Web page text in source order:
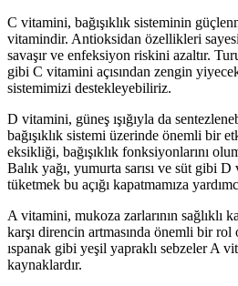
C vitamini, bağışıklık sisteminin
vitamindir. Antioksidan özellikleri
savaşır ve enfeksiyon riskini azaltır.
gibi C vitamini açısından zengin
sistemimizi destekleyebiliriz.
D vitamini, güneş ışığıyla da
bağışıklık sistemi üzerinde önemli bir
eksikliği, bağışıklık fonksiyonlarını
Balık yağı, yumurta sarısı ve süt gibi
tüketmek bu açığı kapatmamıza
A vitamini, mukoza zarlarının sağlıklı
karşı direncin artmasında önemli bir
ıspanak gibi yeşil yapraklı sebzeler A
kaynaklardır.